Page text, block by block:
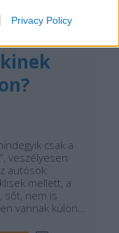
Privacy Policy
csak a
veszélyesen
autósok
mellett, a
sőt, nem is
vannak külön…